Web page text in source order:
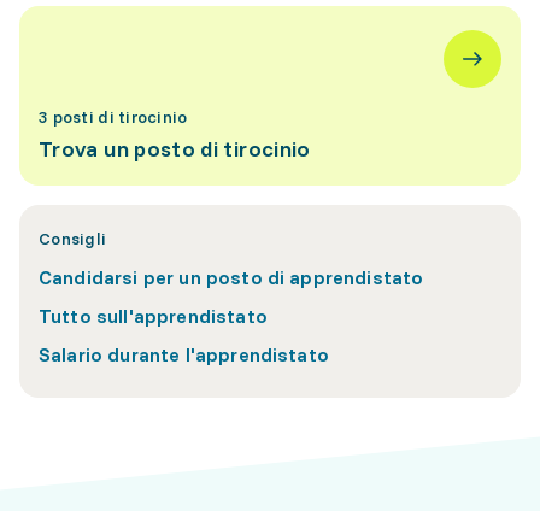
3 posti di tirocinio
Trova un posto di tirocinio
Consigli
Candidarsi per un posto di apprendistato
Tutto sull'apprendistato
Salario durante l'apprendistato